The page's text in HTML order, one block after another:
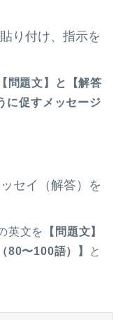
り付け、指示を
【問題文】と【解答
に促すメッセージ
セイ（解答）を
英文を
【問題文】
80〜100語）】
と